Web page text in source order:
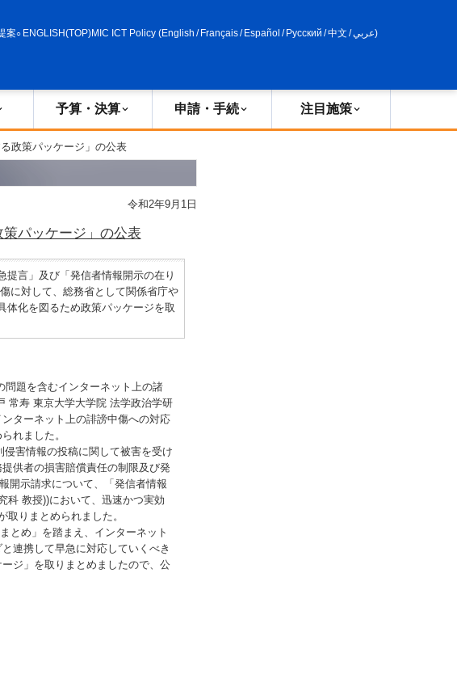
案 ENGLISH(TOP)MIC ICT Policy (English / Français/ Español / Русский /中文 /عربي)
予算・決算 申請・手続 注目施策
政策パッケージ」の公表
令和2年9月1日
策パッケージ」の公表
言」及び「発信者情報開示の在り
に対して、総務省として関係省庁や
体化を図るため政策パッケージを取
題を含むインターネット上の諸
常寿 東京大学大学院 法学政治学研
ターネット上の誹謗中傷への対応
れました。
害情報の投稿に関して被害を受け
供者の損害賠償責任の制限及び発
開示請求について、「発信者情報
科 教授))において、迅速かつ実効
りまとめられました。
とめ」を踏まえ、インターネット
連携して早急に対応していくべき
ジ」を取りまとめましたので、公